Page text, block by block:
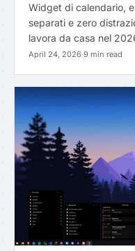
Widget di calendario,
separati e zero
lavora da casa nel
April 24, 2026·9 min read